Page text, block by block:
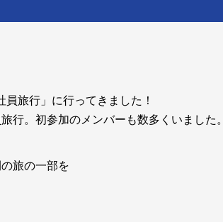
旅行」に行ってきました！
行。初参加のメンバーも数多くいました。
旅の一部を